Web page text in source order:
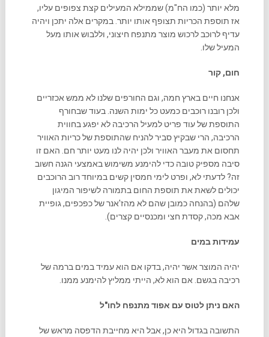
מלא יותר (כמו הח"מ) שממילא המעילים קצת צפופים עליו,
אז תוספת הכריות תצופף אותו יותר. במקרים אלה יתכן ויהיה
עדיף לרוכב לרכוש מוצר מתנפח חיצוני, וללבוש אותו מעל
המעיל שלו.
חום, קור
אנחנו חיים בארץ חמה, וגם החורפים שלנו לא ממש אכזריים
ולכן רובנו רוכבים כמעט כל ימות השנה. בעוד שבחורף
התוספת של עוד פריט למעיל הרכיבה לא יפגע בחווית
הרכיבה, הרי שבקיץ סביר להניח שהתוספת של כריות האוויר
תחסום את מעבר האוויר ולכן יהיה לנו מעט יותר חם. האם זו
סיבה מספיק טובה כדי להימנע משימוש באמצעי הגנה חשוב
זה? לדעתי לא, ופרט לימי חמסין קשים במיוחד רוב הרוכבים
יכולים לשאת את תוספת החום בתמורה לשיפור המיגון
שלהם (בהנחה כמובן שהם לא מהז'אנר של כפכפים, גופיית
אבא מכה, קסדת חצי ומכנסיים קצרים).
עמידות במים
יהיה המוצר אשר יהיה, בדקו אם הוא עמיד במים ברמה של
רכיבה בגשם. אם הוא לא, הייתי ממליץ להימנע ממנו.
האם ניתן לטוס עם אפוד מתנפח לחו"ל
התשובה בגדול היא כן, אבל היא מחייבת הדפסה מראש של